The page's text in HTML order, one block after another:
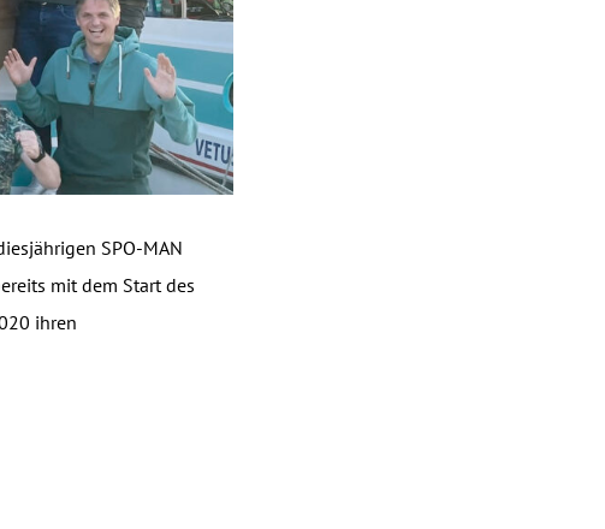
SPO-MAN
mit dem Start des
ihren